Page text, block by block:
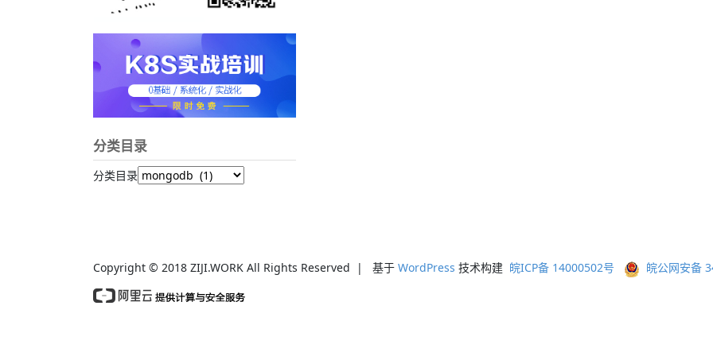
分类目录
分类目录
Copyright © 2018 ZIJI.WORK All Rights Reserved | 基于 WordPress 技术构建 皖ICP备 14000502号 皖公网安备